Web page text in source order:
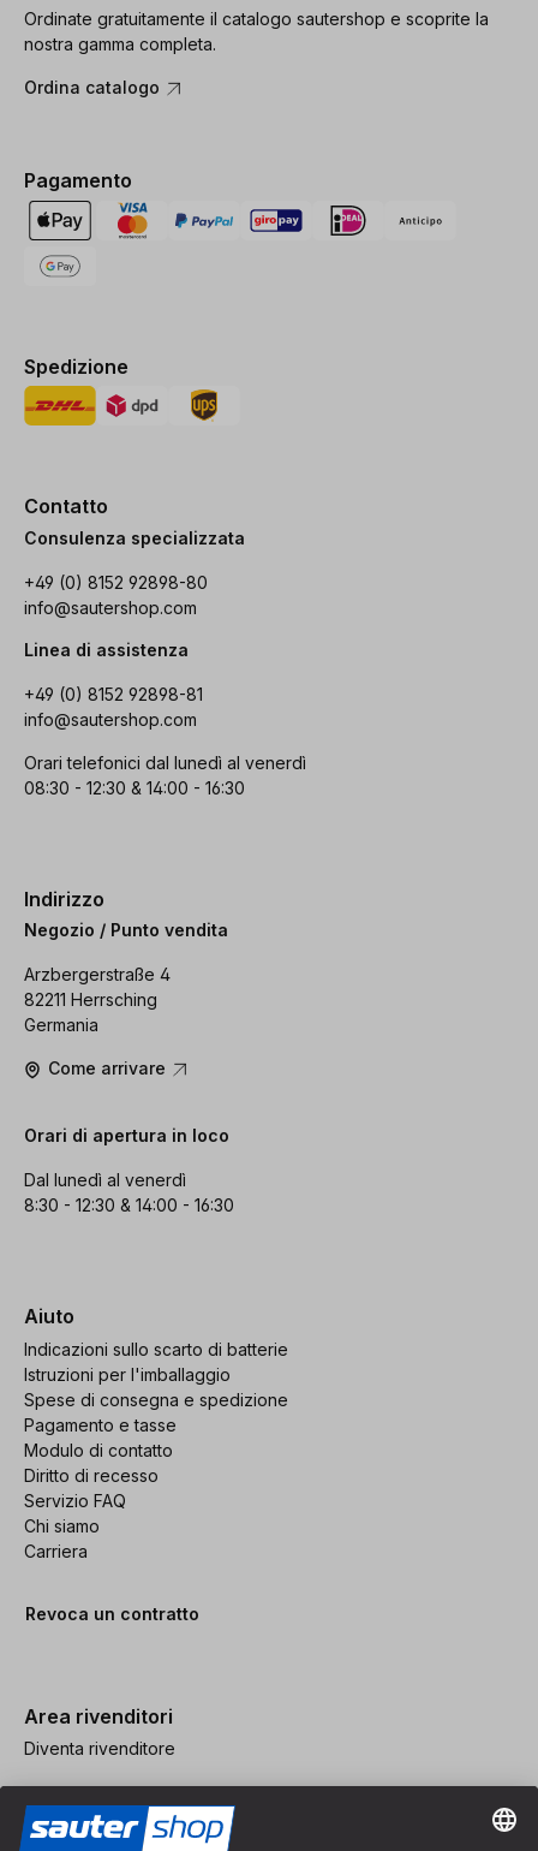
Ordinate gratuitamente il catalogo sautershop e scoprite la
nostra gamma completa.
Ordina catalogo
Pagamento
Spedizione
Contatto
Consulenza specializzata
+49 (0) 8152 92898-80
info@sautershop.com
Linea di assistenza
+49 (0) 8152 92898-81
info@sautershop.com
Orari telefonici dal lunedì al venerdì
08:30 - 12:30 & 14:00 - 16:30
Indirizzo
Negozio / Punto vendita
Arzbergerstraße 4
82211 Herrsching
Germania
Come arrivare
Orari di apertura in loco
Dal lunedì al venerdì
8:30 - 12:30 & 14:00 - 16:30
Aiuto
Indicazioni sullo scarto di batterie
Istruzioni per l'imballaggio
Spese di consegna e spedizione
Pagamento e tasse
Modulo di contatto
Diritto di recesso
Servizio FAQ
Chi siamo
Carriera
Revoca un contratto
Area rivenditori
Diventa rivenditore